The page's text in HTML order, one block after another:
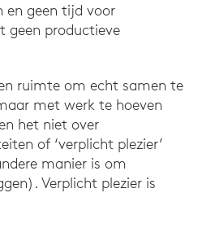
en geen tijd voor
geen productieve
ruimte om echt samen te
met werk te hoeven
het niet over
of ‘verplicht plezier’
manier is om
Verplicht plezier is